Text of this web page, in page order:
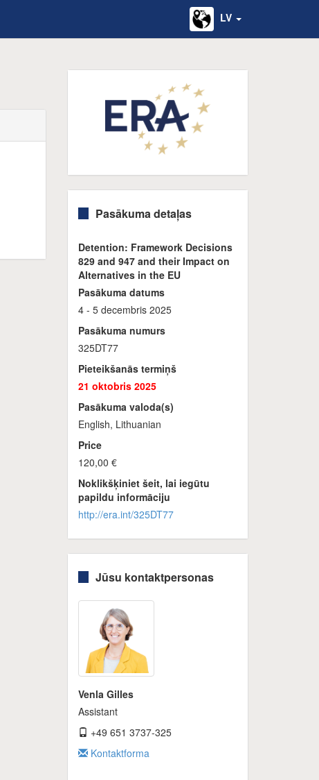
LV
Pasākuma detaļas
Detention: Framework Decisions
829 and 947 and their Impact on
Alternatives in the EU
Pasākuma datums
4 - 5 decembris 2025
Pasākuma numurs
325DT77
Pieteikšanās termiņš
21 oktobris 2025
Pasākuma valoda(s)
English, Lithuanian
Price
120,00 €
Noklikšķiniet šeit, lai iegūtu
papildu informāciju
http://era.int/325DT77
Jūsu kontaktpersonas
Venla Gilles
Assistant
+49 651 3737-325
Kontaktforma